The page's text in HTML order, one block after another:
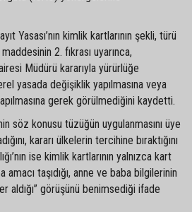
Yasası’nın kimlik kartlarının şekli, türü
2. fıkrası uyarınca,
Müdürü kararıyla yürürlüğe
yasada değişiklik yapılmasına veya
gerek görülmediğini kaydetti.
söz konusu tüzüğün uygulanmasını üye
kararı ülkelerin tercihine bıraktığını
ise kimlik kartlarının yalnızca kart
taşıdığı, anne ve baba bilgilerinin
aldığı” görüşünü benimsediği ifade